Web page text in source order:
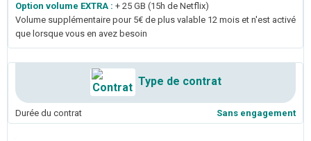
Option volume EXTRA : + 25 GB (15h de Netflix)
Volume supplémentaire pour 5€ de plus valable 12 mois et n'est activé
que lorsque vous en avez besoin
Type de contrat
Durée du contrat Sans engagement